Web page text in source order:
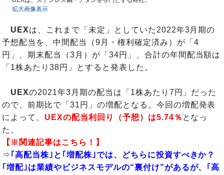
拡大画像表示
UEXは、これまで「未定」としていた2022年3月期の
予想配当を、中間配当（9月・権利確定済み）が「4
円」、期末配当（3月）が「34円」、合計の年間配当額は
「1株あたり38円」とすると発表した。
UEXの2021年3月期の配当は「1株あたり7円」だった
ので、前期比で「31円」の増配となる。今回の増配発表
によって、 UEXの配当利回り（予想）は5.74％ となっ
た。
【※関連記事はこちら！】
⇒ ｢高配当株｣と｢増配株｣では、どちらに投資すべきか？
｢増配｣は業績やビジネスモデルの“裏付け”があるが、｢高